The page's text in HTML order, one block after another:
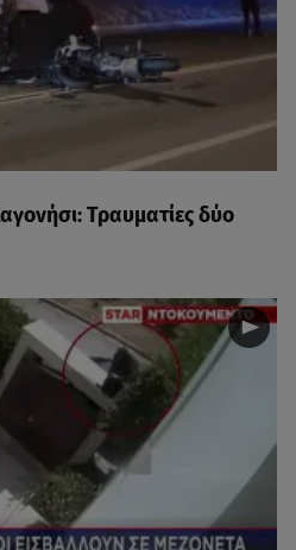
Τραυματίες δύο